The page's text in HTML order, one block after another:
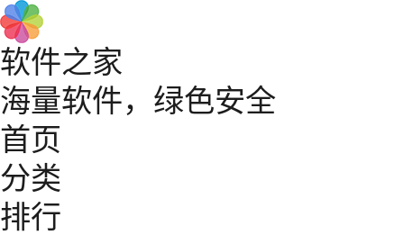
软件之家
海量软件，绿色安全
首页
分类
排行